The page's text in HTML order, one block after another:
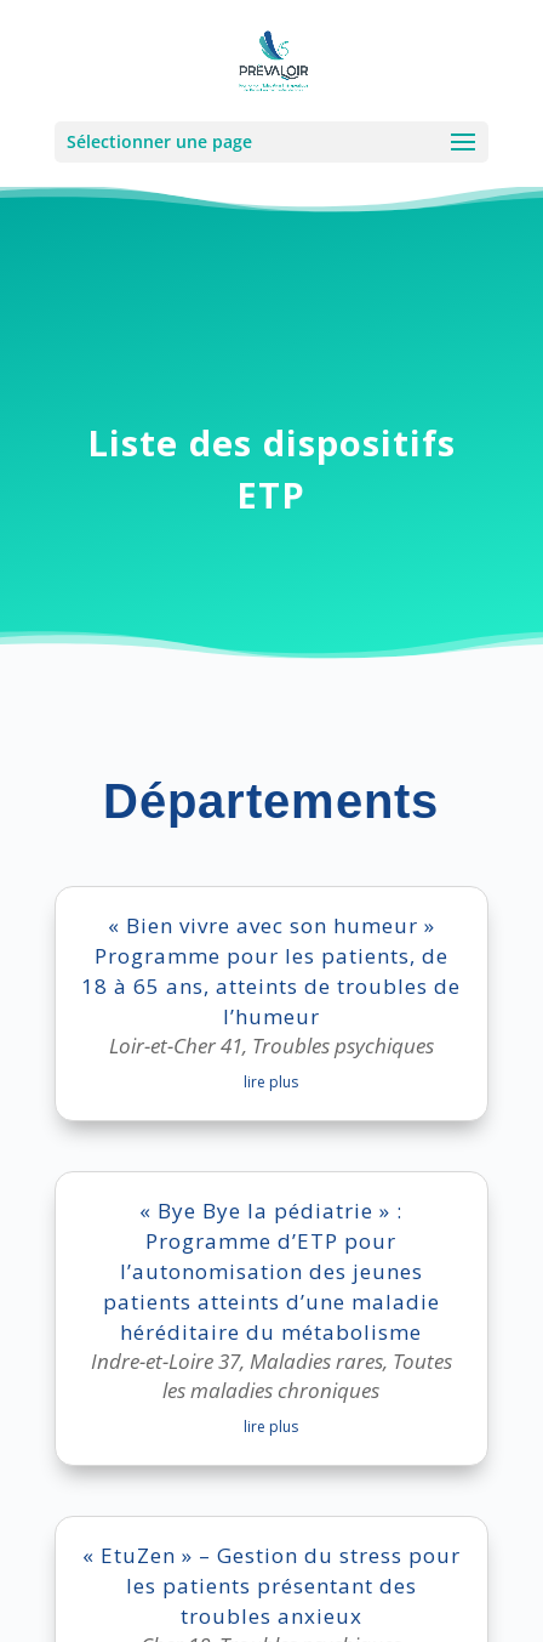
Sélectionner une page
Liste des dispositifs
ETP
Départements
« Bien vivre avec son humeur »
Programme pour les patients, de
18 à 65 ans, atteints de troubles de
l’humeur
Loir-et-Cher 41, Troubles psychiques
lire plus
« Bye Bye la pédiatrie » :
Programme d’ETP pour
l’autonomisation des jeunes
patients atteints d’une maladie
héréditaire du métabolisme
Indre-et-Loire 37, Maladies rares, Toutes
les maladies chroniques
lire plus
« EtuZen » – Gestion du stress pour
les patients présentant des
troubles anxieux